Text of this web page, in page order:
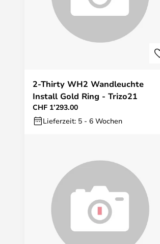
2-Thirty WH2 Wandleuchte
Install Gold Ring - Trizo21
CHF 1’293.00
Lieferzeit: 5 - 6 Wochen